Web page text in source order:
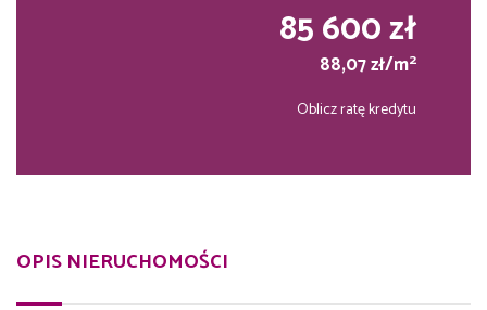
85 600 zł
88,07 zł/m2
Oblicz ratę kredytu
OPIS NIERUCHOMOŚCI